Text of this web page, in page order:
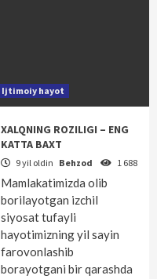
Ijtimoiy hayot
XALQNING ROZILIGI – ENG
KATTA BAXT
9 yil oldin Behzod 1 688
Mamlakatimizda olib
borilayotgan izchil
siyosat tufayli
hayotimizning yil sayin
farovonlashib
borayotgani bir qarashda